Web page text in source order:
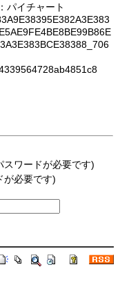
パイチャート
スワードが必要です)
が必要です)